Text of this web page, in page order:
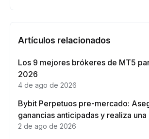
Artículos relacionados
Los 9 mejores brókeres de MT5
2026
4 de ago de 2026
Bybit Perpetuos pre-mercado:
ganancias anticipadas y realiza
eficaz
2 de ago de 2026